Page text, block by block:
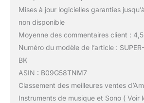
Mises à jour logicielles garanties
non disponible
Moyenne des commentaires client :
Numéro du modèle de l’article :
BK
ASIN : B09G58TNM7
Classement des meilleures ventes
Instruments de musique et Sono ( Voir